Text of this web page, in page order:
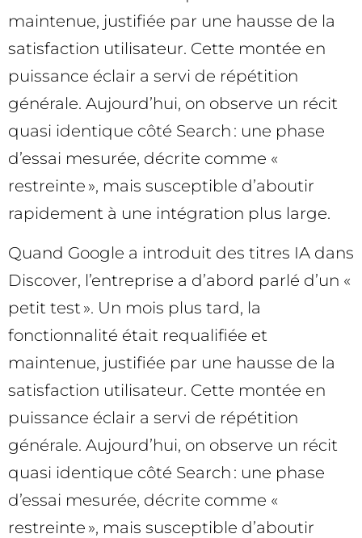
maintenue, justifiée par une hausse de la
satisfaction utilisateur. Cette montée en
puissance éclair a servi de répétition
générale. Aujourd’hui, on observe un récit
quasi identique côté Search : une phase
d’essai mesurée, décrite comme «
restreinte », mais susceptible d’aboutir
rapidement à une intégration plus large.
Quand Google a introduit des titres IA dans
Discover, l’entreprise a d’abord parlé d’un «
petit test ». Un mois plus tard, la
fonctionnalité était requalifiée et
maintenue, justifiée par une hausse de la
satisfaction utilisateur. Cette montée en
puissance éclair a servi de répétition
générale. Aujourd’hui, on observe un récit
quasi identique côté Search : une phase
d’essai mesurée, décrite comme «
restreinte », mais susceptible d’aboutir